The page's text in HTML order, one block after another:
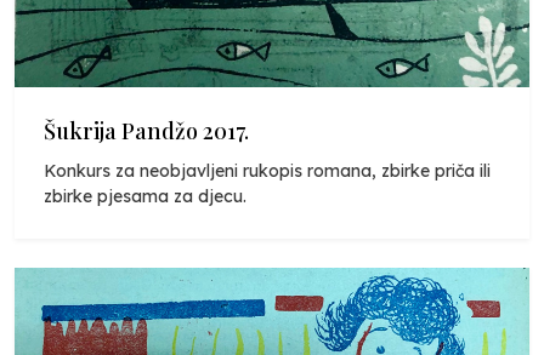
Šukrija Pandžo 2017.
Konkurs za neobjavljeni rukopis romana, zbirke priča ili
zbirke pjesama za djecu.